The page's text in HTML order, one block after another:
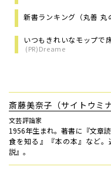
新書ランキング（丸善 丸
いつもきれいなモップで
(PR)Dreame
斎藤美奈子（サイトウミナ
文芸評論家
1956年生まれ。著書に『文章
食を知る』『本の本』など
説』。